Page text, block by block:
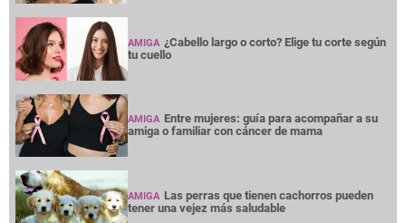
AMIGA ¿Cabello largo o corto? Elige tu corte según
tu cuello
AMIGA Entre mujeres: guía para acompañar a su
amiga o familiar con cáncer de mama
AMIGA Las perras que tienen cachorros pueden
tener una vejez más saludable